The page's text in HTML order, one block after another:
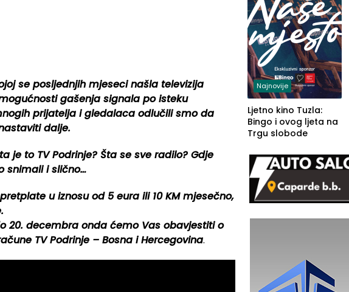
se posljednjih mjeseci našla televizija
gašenja signala po isteku
prijatelja i gledalaca odlučili smo da
dalje.
je to TV Podrinje? Šta se sve radilo? Gdje
snimali i slično…
u iznosu od 5 eura ili 10 KM mjesečno,
20. decembra onda ćemo Vas obavjestiti o
TV Podrinje – Bosna i Hercegovina.
Najnovije
Ljetno kino Tuzla:
Bingo i ovog ljeta na
Trgu slobode